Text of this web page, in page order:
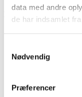
data med andre
de har indsamlet
Nødvendig
Præferencer
Bliv en del af
Persondata &
Persondata &